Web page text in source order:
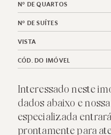
N° DE QUARTOS
N° DE SUÍTES
VISTA
CÓD. DO IMÓVEL
Interessado neste
dados abaixo e
especializada
prontamente para